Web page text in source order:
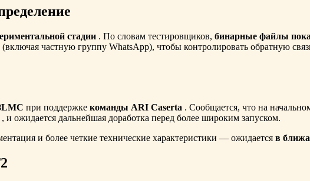
стадии . По словам тестировщиков, бинарные файлы
(включая частную группу WhatsApp), чтобы контролировать обратную
при поддержке команды ARI Caserta . Сообщается, что на
, и ожидается дальнейшая доработка перед более широким запуском.
и более четкие технические характеристики — ожидается в